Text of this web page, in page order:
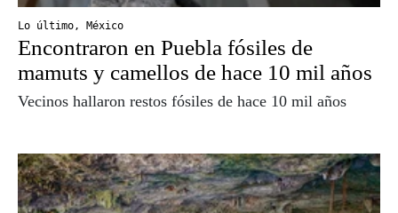
Lo último, México
Encontraron en Puebla fósiles de
mamuts y camellos de hace 10 mil años
Vecinos hallaron restos fósiles de hace 10 mil años